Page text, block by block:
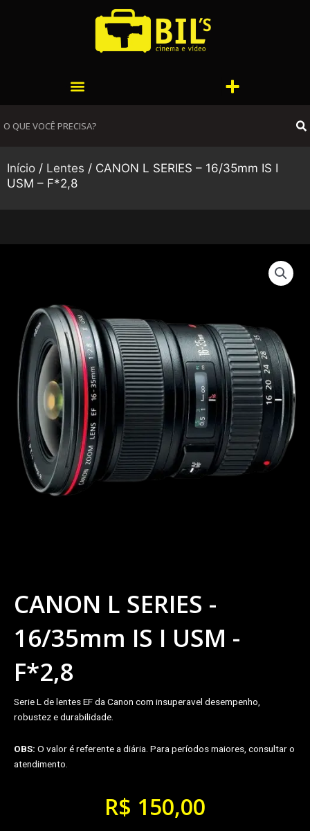
Início / Lentes / CANON L SERIES – 16/35mm IS I
USM – F*2,8
CANON L SERIES -
16/35mm IS I USM -
F*2,8
Serie L de lentes EF da Canon com insuperavel desempenho,
robustez e durabilidade.
OBS: O valor é referente a diária. Para períodos maiores, consultar o
atendimento.
R$ 150,00